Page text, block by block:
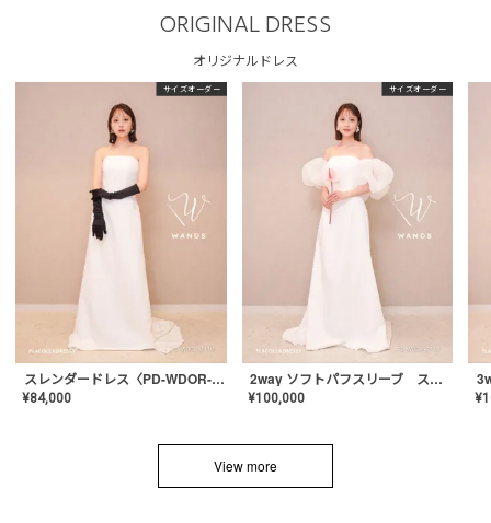
ORIGINAL DRESS
オリジナルドレス
サイズオーダー
スレンダードレス〈PD-WDOR-2110〉
¥84,000
サイズオーダー
2way ソフトパフスリーブ スレンダードレス〈PD-WDOR-2112〉
¥100,000 ¥
View more